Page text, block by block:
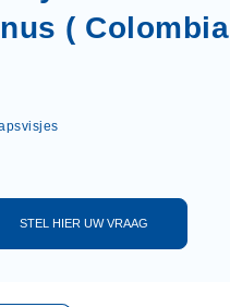
( Colombia
STEL HIER UW VRAAG